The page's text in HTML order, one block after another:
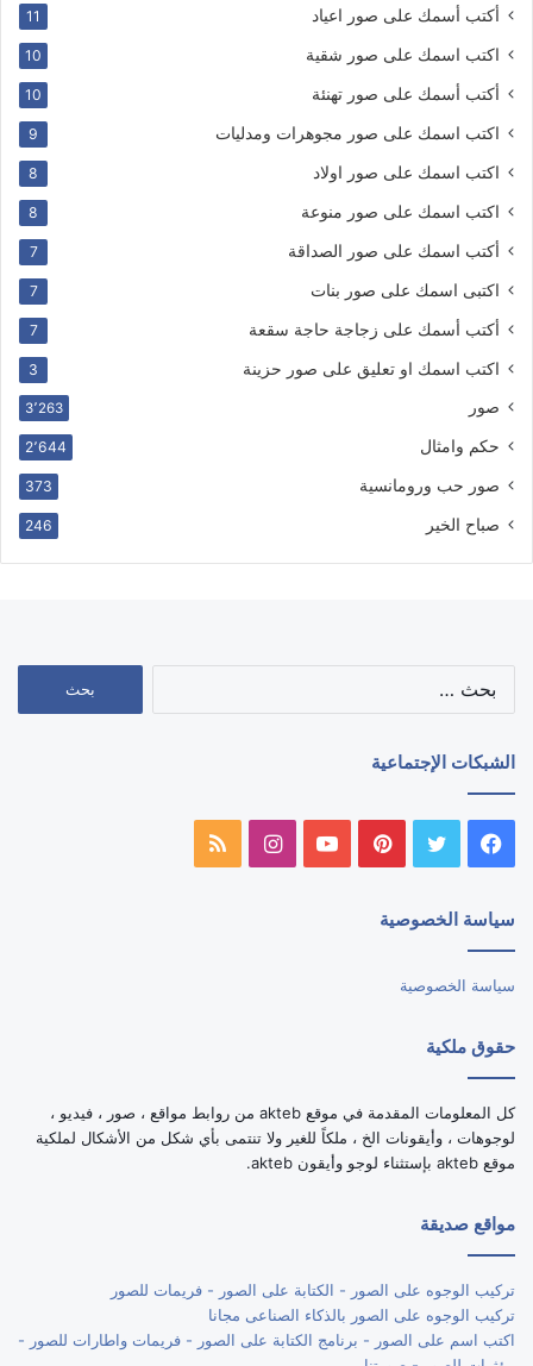
أكتب أسمك على صور اعياد 11
اكتب اسمك على صور شقية 10
أكتب أسمك على صور تهنئة 10
اكتب اسمك على صور مجوهرات ومدليات 9
اكتب اسمك على صور اولاد 8
اكتب اسمك على صور منوعة 8
أكتب اسمك على صور الصداقة 7
اكتبى اسمك على صور بنات 7
أكتب أسمك على زجاجة حاجة سقعة 7
اكتب اسمك او تعليق على صور حزينة 3
صور 3٬263
حكم وامثال 2٬644
صور حب ورومانسية 373
صباح الخير 246
الشبكات الإجتماعية
فيسبوك تويتر بينتيريستيوتيوبانستقرامملخص
سياسة الخصوصية
سياسة الخصوصية
حقوق ملكية
كل المعلومات المقدمة في موقع akteb من روابط مواقع ، صور ، فيديو ،
لوجوهات ، وأيقونات الخ ، ملكاً للغير ولا تنتمى بأي شكل من الأشكال لملكية
موقع akteb بإستثناء لوجو وأيقون akteb.
مواقع صديقة
تركيب الوجوه على الصور - الكتابة على الصور - فريمات للصور
تركيب الوجوه على الصور بالذكاء الصناعى مجانا
اكتب اسم على الصور - برنامج الكتابة على الصور - فريمات واطارات للصور -